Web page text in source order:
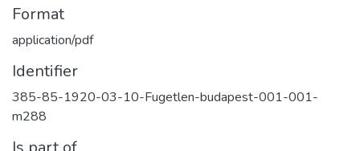
Format
application/pdf
Identifier
385-85-1920-03-10-Fugetlen-budapest-001-001-
m288